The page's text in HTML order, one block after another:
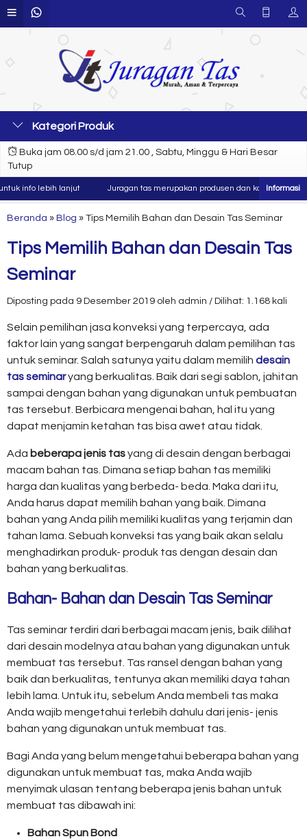
Kategori Produk
Buka jam 08.00 s/d jam 21.00 , Sabtu, Minggu & Hari Besar
Tutup
info lebih lanjut Juragan tas merupakan produsen dan konveksi tas
Beranda » Blog » Tips Memilih Bahan dan Desain Tas Seminar
Tips Memilih Bahan dan Desain Tas
Seminar
Diposting pada 9 Desember 2019 oleh admin / Dilihat: 1.168 kali
Selain pemilihan jasa konveksi yang terpercaya, ada
faktor lain yang sangat berpengaruh dalam pemilihan tas
untuk seminar. Salah satunya yaitu dalam memilih desain
tas seminaryang berkualitas. Baik dari segi sablon, jahitan
sampai dengan bahan yang digunakan untuk pembuatan
tas tersebut. Berbicara mengenai bahan, hal itu yang
dapat menjamin ketahan tas bisa awet atau tidak.
Ada beberapa jenis tasyang di desain dengan berbagai
macam bahan tas. Dimana setiap bahan tas memiliki
harga dan kualitas yang berbeda- beda. Maka dari itu,
Anda harus dapat memilih bahan yang baik. Dimana
bahan yang Anda pilih memiliki kualitas yang terjamin dan
tahan lama. Sebuah konveksi tas yang baik akan selalu
menghadirkan produk- produk tas dengan desain dan
bahan yang berkualitas.
Bahan- Bahan dan Desain Tas Seminar
Tas seminar terdiri dari berbagai macam jenis, baik dilihat
dari desain modelnya atau bahan yang digunakan untuk
membuat tas tersebut. Tas ransel dengan bahan yang
baik dan berkualitas, tentunya akan memiliki daya tahan
lebih lama. Untuk itu, sebelum Anda membeli tas maka
Anda wajib mengetahui terlebih dahulu dari jenis- jenis
bahan yang digunakan untuk membuat tas.
Bagi Anda yang belum mengetahui beberapa bahan yang
digunakan untuk membuat tas, maka Anda wajib
menyimak ulasan tentang beberapa jenis bahan untuk
membuat tas dibawah ini:
Bahan Spun Bond